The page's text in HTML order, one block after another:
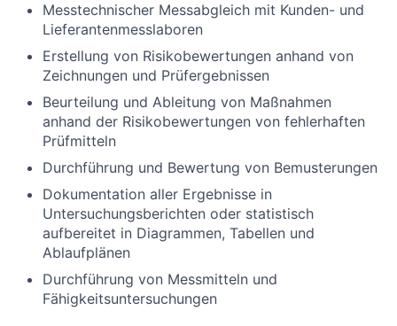
Messtechnischer Messabgleich mit Kunden- und
Lieferantenmesslaboren
Erstellung von Risikobewertungen anhand von
Zeichnungen und Prüfergebnissen
Beurteilung und Ableitung von Maßnahmen
anhand der Risikobewertungen von fehlerhaften
Prüfmitteln
Durchführung und Bewertung von Bemusterungen
Dokumentation aller Ergebnisse in
Untersuchungsberichten oder statistisch
aufbereitet in Diagrammen, Tabellen und
Ablaufplänen
Durchführung von Messmitteln und
Fähigkeitsuntersuchungen